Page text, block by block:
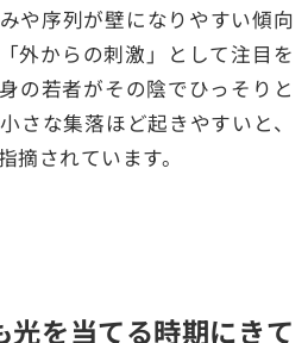
や序列が壁になりやすい傾向
外からの刺激」として注目を
の若者がその陰でひっそりと
さな集落ほど起きやすいと、
摘されています。
光を当てる時期にきて